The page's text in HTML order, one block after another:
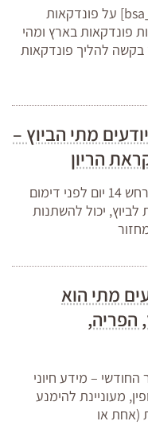
[bsa_pro_ad_space id=5] על פונדקאות
פונדקאות בארץ ומהי
בקשה להליך פונדקאות
מתי הביוץ –
הריון
תוכלי לצפות לביוץ שיתרחש 14 יום לפני דימום
יכול להשתנות
מתי הוא
הפריה,
– מידע חיוני
מעוניינת להימנע
(אחת או